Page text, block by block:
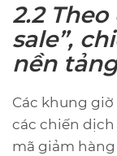
2.2
sale”,
nền tảng
Các khung giờ
các chiến dịch
mã giảm